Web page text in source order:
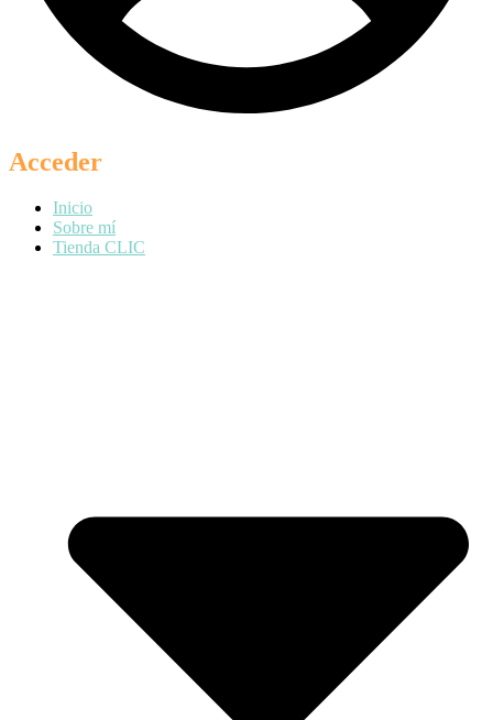
Acceder
Inicio
Sobre mí
Tienda CLIC